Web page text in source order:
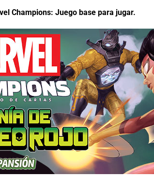
Champions: Juego basepara jugar.